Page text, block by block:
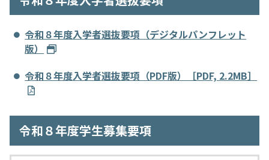
卒業生の方 在学生の方 教職員の方
大学紹介
学部・大学院・施設
令和８年度入学者選抜要項（デジタルパンフレット
版）
令和８年度入学者選抜要項（PDF版）［PDF, 2.2MB］
令和８年度学生募集要項